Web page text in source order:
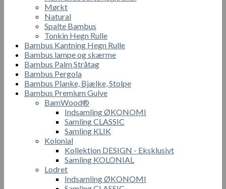
Mørkt
Natural
Spalte Bambus
Tonkin Hegn Rulle
Bambus Kantning Hegn Rulle
Bambus lampe og skærme
Bambus Palm Stråtag
Bambus Pergola
Bambus Planke, Bjælke, Stolpe
Bambus Premium Gulve
BamWood®
Indsamling ØKONOMI
Samling CLASSIC
Samling KLIK
Kolonial
Kollektion DESIGN - Eksklusivt
Samling KOLONIAL
Lodret
Indsamling ØKONOMI